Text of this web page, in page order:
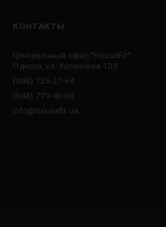
КОНТАКТЫ
Центральный офис "HouseFit" :
Одесса, ул. Успенская 103
(048) 725-27-64
(048) 770-40-00
info@housefit.ua